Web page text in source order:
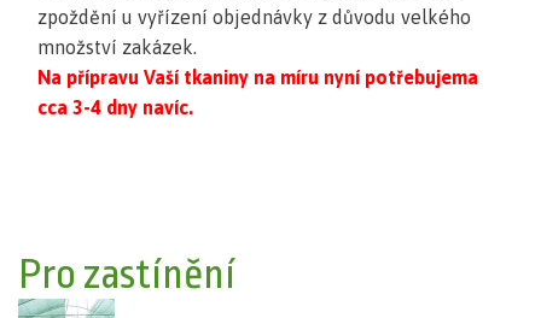
zpoždění u vyřízení objednávky z důvodu velkého
množství zakázek.
Na přípravu Vaší tkaniny na míru nyní potřebujema
cca 3-4 dny navíc.
Pro zastínění